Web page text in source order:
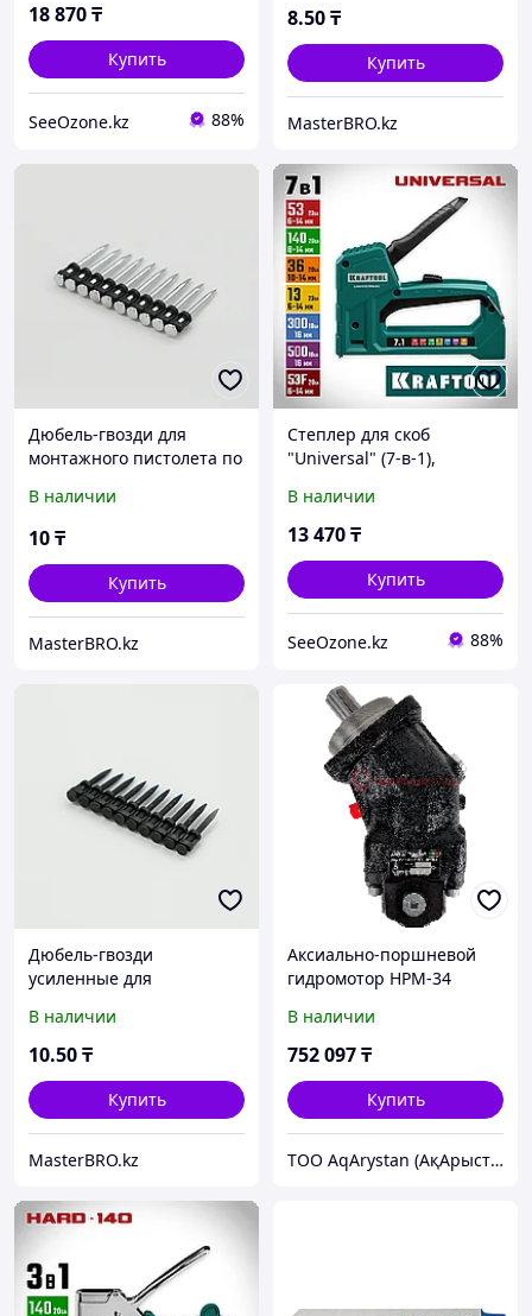
18 870₸
Купить
SeeOzone.kz 88%
8.50₸
Купить
MasterBRO.kz
Дюбель-гвозди для
монтажного пистолета по
мм
В наличии
10₸
Купить
MasterBRO.kz
Степлер для скоб
"Universal" (7-в-1),
140, 13, 36, 300, 500
(31524)
В наличии
13 470₸
Купить
SeeOzone.kz 88%
Дюбель-гвозди
усиленные для
бетону и металлу, GP 32x3
мм
В наличии
10.50₸
Купить
MasterBRO.kz
Аксиально-поршневой
гидромотор HPM-34
В наличии
752 097₸
Купить
ТОО AqArystan (АқАрыстан)